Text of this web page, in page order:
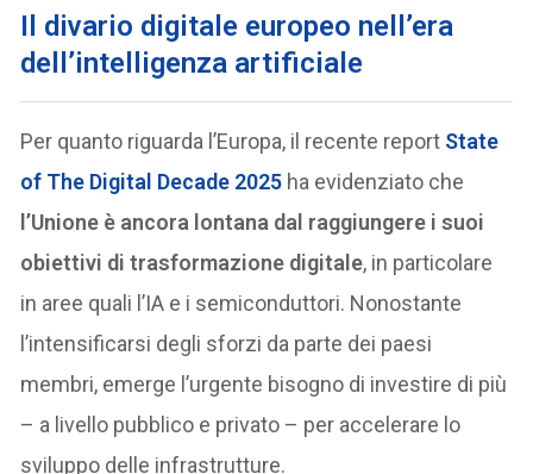
Il divario digitale europeo nell’era
dell’intelligenza artificiale
Per quanto riguarda l’Europa, il recente report State
of The Digital Decade 2025 ha evidenziato che
l’Unione è ancora lontana dal raggiungere i suoi
obiettivi di trasformazione digitale, in particolare
in aree quali l’IA e i semiconduttori. Nonostante
l’intensificarsi degli sforzi da parte dei paesi
membri, emerge l’urgente bisogno di investire di più
– a livello pubblico e privato – per accelerare lo
sviluppo delle infrastrutture.